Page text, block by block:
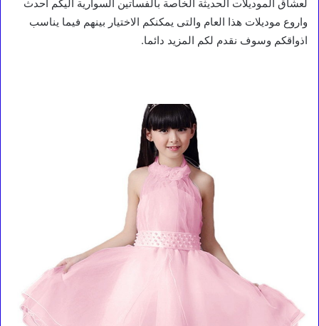
لعشاق الموديلات الحديثة الخاصة بالفساتين السوارية اليكم احدث
واروع موديلات هذا العام والتى يمكنكم الاختيار بينهم فيما يناسب
اذواقكم وسوف نقدم لكم المزيد دائما.